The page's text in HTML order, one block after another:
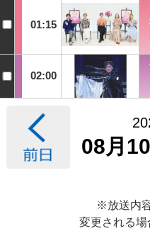
01:15
02:00
08月
※放送内
変更される場